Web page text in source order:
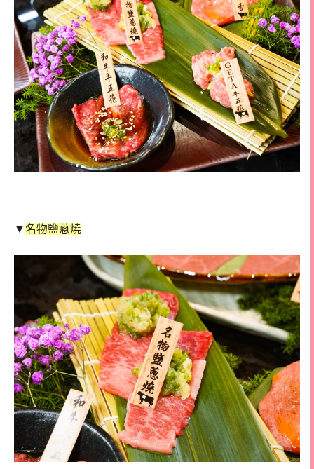
▼名物鹽蔥燒